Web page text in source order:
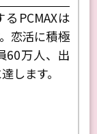
PCMAXは
恋活に積極
60万人、出
します。